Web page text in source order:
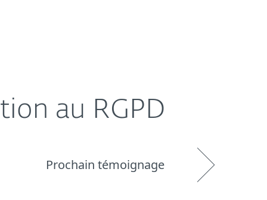
au RGPD
Prochain témoignage